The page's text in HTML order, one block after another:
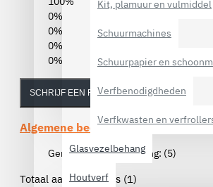
Kit, plamuur en vulmiddel
Schuurmachines
Schuurpapier en
Verfbenodigdheden
Verfkwasten en
Glasvezelbehang
Houtverf
0%
0%
0%
0%
SCHRIJF EEN REVIEW
Algemene beoordelingen van de
Gemiddelde beoordeling: (5)
Totaal aantal reviews (1)